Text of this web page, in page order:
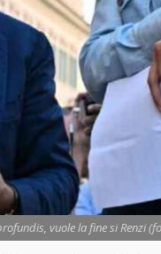
vuole la fine si Renzi